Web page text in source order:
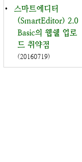
•
스마트에디터
(SmartEditor) 2.0
Basic의 웹쉘 업로
드 취약점
(20160719)